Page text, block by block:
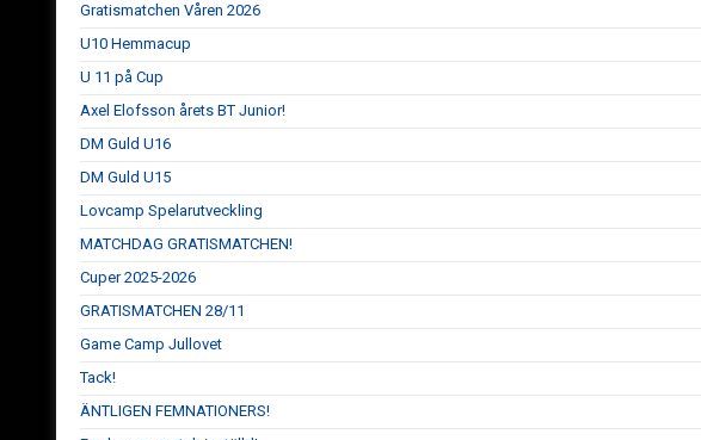
Gratismatchen Våren 2026
U10 Hemmacup
U 11 på Cup
Axel Elofsson årets BT Junior!
DM Guld U16
DM Guld U15
Lovcamp Spelarutveckling
MATCHDAG GRATISMATCHEN!
Cuper 2025-2026
GRATISMATCHEN 28/11
Game Camp Jullovet
Tack!
ÄNTLIGEN FEMNATIONERS!